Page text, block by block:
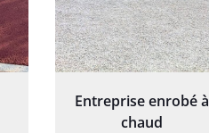
Entreprise enrobé à
chaud